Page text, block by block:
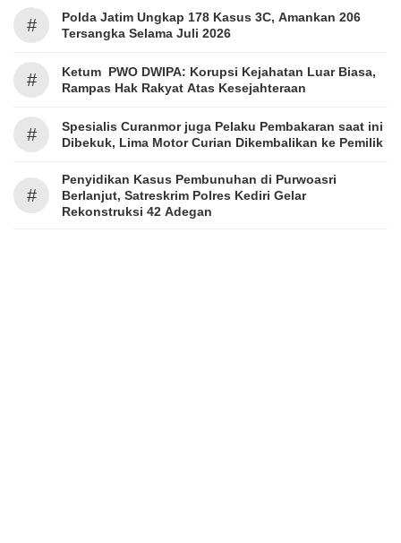
#
Polda Jatim Ungkap 178 Kasus 3C, Amankan 206
Tersangka Selama Juli 2026
#
Ketum PWO DWIPA: Korupsi Kejahatan Luar Biasa,
Rampas Hak Rakyat Atas Kesejahteraan
#
Spesialis Curanmor juga Pelaku Pembakaran saat ini
Dibekuk, Lima Motor Curian Dikembalikan ke Pemilik
#
Penyidikan Kasus Pembunuhan di Purwoasri
Berlanjut, Satreskrim Polres Kediri Gelar
Rekonstruksi 42 Adegan